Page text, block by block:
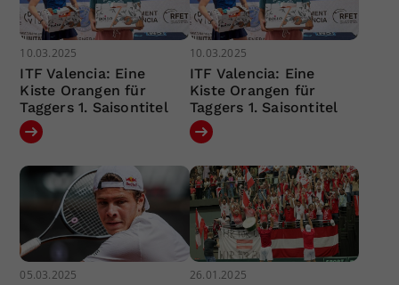
10.03.2025
ITF Valencia: Eine
Kiste Orangen für
Taggers 1. Saisontitel
10.03.2025
ITF Valencia: Eine
Kiste Orangen für
Taggers 1. Saisontitel
05.03.2025 26.01.2025